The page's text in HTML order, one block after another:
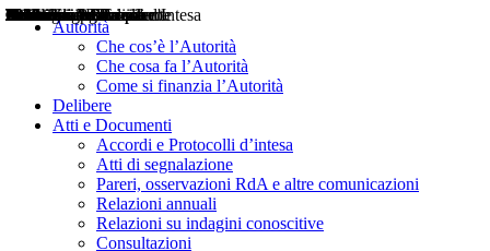
Autorità
Che cos’è l’Autorità
Che cosa fa l’Autorità
Come si finanzia l’Autorità
Delibere
Atti e Documenti
Accordi e Protocolli d’intesa
Atti di segnalazione
Pareri, osservazioni RdA e altre comunicazioni
Relazioni annuali
Relazioni su indagini conoscitive
Consultazioni
Delibere
Pareri
Consultazioni
Audizioni
Atti di Segnalazione
Accordi e Protocolli d'Intesa
Relazioni annuali
Misure di regolazione
Notizie
Comunicati Stampa
Bollettini ART
Convegni ART
Interviste del Presidente
Articoli in primo piano
Interventi del Presidente
2004
2005
2010
2013
2014
2015
2016
2017
2018
2019
202
2020
2021
2022
2023
2024
2025
2026
Aereo
Marittimo
Terrestre